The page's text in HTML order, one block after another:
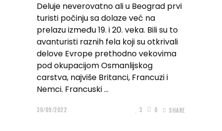
Deluje neverovatno ali u Beograd prvi
turisti počinju sa dolaze već na
prelazu između 19. i 20. veka. Bili su to
avanturisti raznih fela koji su otkrivali
delove Evrope prethodno vekovima
pod okupacijom Osmanlijskog
carstva, najviše Britanci, Francuzi i
Nemci. Francuski
30/09/2022 3 0 SHARE